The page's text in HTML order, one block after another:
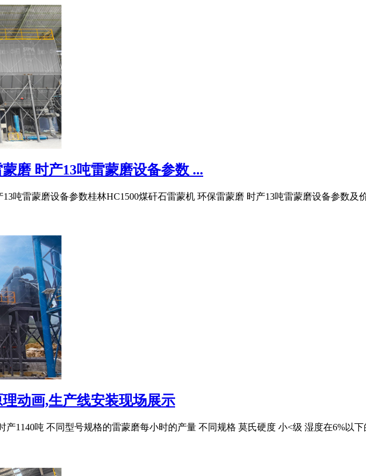
磨 时产13吨雷蒙磨设备参数 ...
吨雷蒙磨设备参数桂林HC1500煤矸石雷蒙机 环保雷蒙磨 时产13吨雷蒙磨设备参数
动画,生产线安装现场展示
1140吨 不同型号规格的雷蒙磨每小时的产量 不同规格 莫氏硬度 小<级 湿度在6%以